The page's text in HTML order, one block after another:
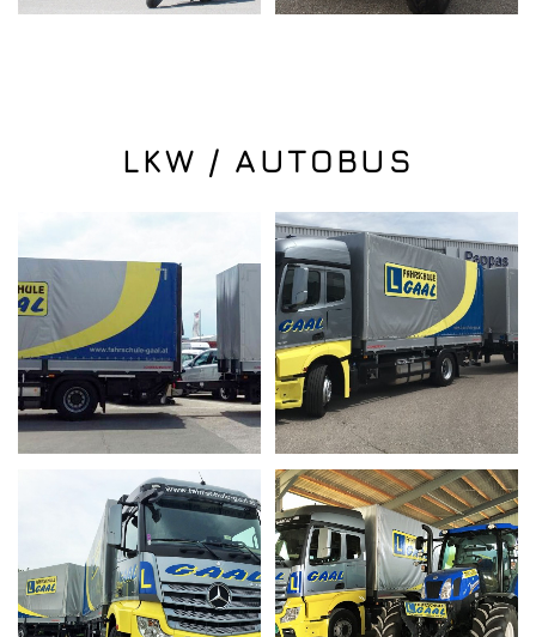
LKW / AUTOBUS